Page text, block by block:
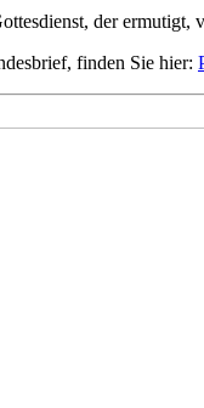
der ermutigt,
finden Sie hier: